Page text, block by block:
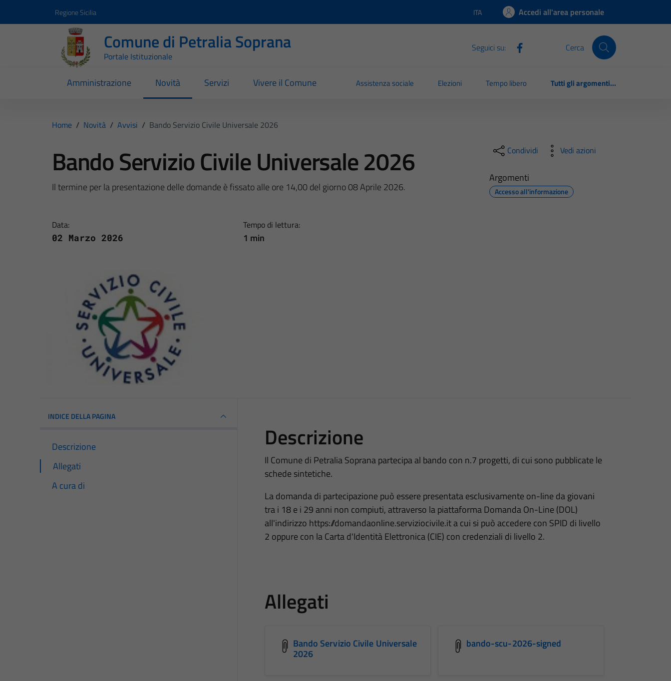
Regione Sicilia Lingua attiva:
ITA Accedi all'area personale
Comune di Petralia Soprana
Portale Istituzionale
Seguici su: Cerca
Amministrazione Novità Servizi Vivere il Comune Assistenza sociale Elezioni Tempo libero Tutti gli argomenti...
Home / Novità / Avvisi / Bando Servizio Civile Universale 2026
Bando Servizio Civile Universale 2026
Il termine per la presentazione delle domande è fissato alle ore 14,00 del giorno 08 Aprile 2026.
Data:
02 Marzo 2026
Tempo di lettura:
1 min
Condividi Vedi azioni
Argomenti
Accesso all'informazione
INDICE DELLA PAGINA
Descrizione
Allegati
A cura di
Descrizione
Il Comune di Petralia Soprana partecipa al bando con n.7 progetti, di cui sono pubblicate le
schede sintetiche.
La domanda di partecipazione può essere presentata esclusivamente on-line da giovani
tra i 18 e i 29 anni non compiuti, attraverso la piattaforma Domanda On-Line (DOL)
all'indirizzo https://domandaonline.serviziocivile.it a cui si può accedere con SPID di livello
2 oppure con la Carta d'Identità Elettronica (CIE) con credenziali di livello 2.
Allegati
Bando Servizio Civile Universale
2026
bando-scu-2026-signed